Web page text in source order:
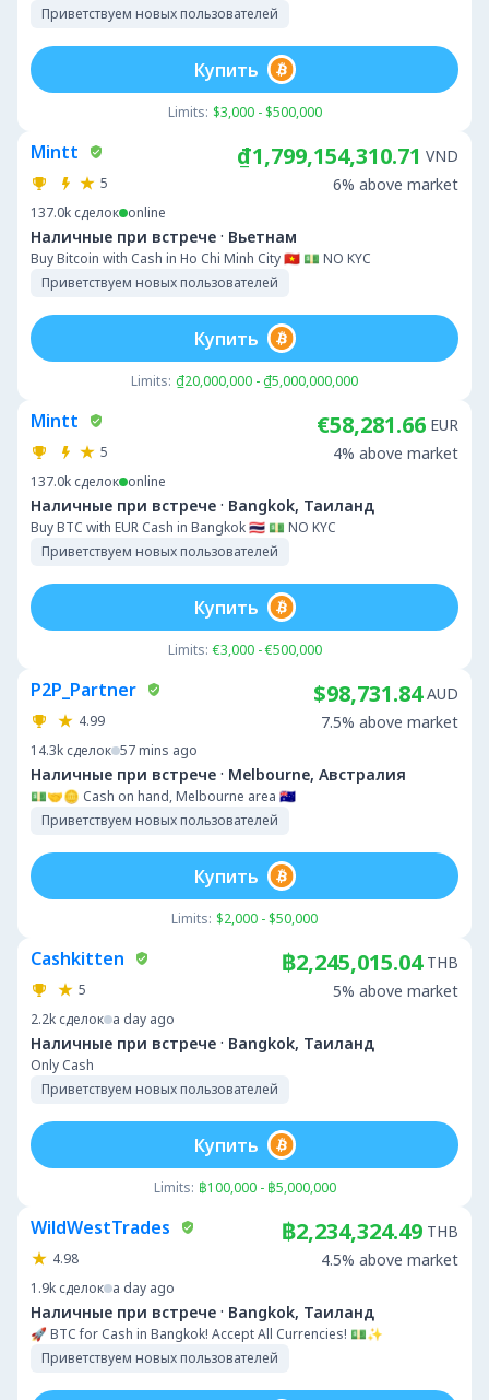
Приветствуем новых пользователей
Limits: $3,000 - $500,000
Купить
Mintt
5
137.0k сделок online
Наличные при встрече · Вьетнам
Buy Bitcoin with Cash in Ho Chi Minh City 🇻🇳 💵 NO KYC
Приветствуем новых пользователей
₫1,799,154,310.71 VND
6% above market
Limits: ₫20,000,000 - ₫5,000,000,000
Купить
Mintt
5
137.0k сделок online
Наличные при встрече · Bangkok, Таиланд
Buy BTC with EUR Cash in Bangkok 🇹🇭 💵 NO KYC
Приветствуем новых пользователей
€58,281.66 EUR
4% above market
Limits: €3,000 - €500,000
Купить
P2P_Partner
4.99
14.3k сделок 57 mins ago
Наличные при встрече · Melbourne, Австралия
💵🤝🪙 Cash on hand, Melbourne area 🇦🇺
Приветствуем новых пользователей
$98,731.84 AUD
7.5% above market
Limits: $2,000 - $50,000
Купить
Cashkitten
5
2.2k сделок a day ago
Наличные при встрече · Bangkok, Таиланд
Only Cash
Приветствуем новых пользователей
฿2,245,015.04 THB
5% above market
Limits: ฿100,000 - ฿5,000,000
Купить
WildWestTrades
4.98
1.9k сделок a day ago
Наличные при встрече · Bangkok, Таиланд
🚀 BTC for Cash in Bangkok! Accept All Currencies! 💵✨
Приветствуем новых пользователей
฿2,234,324.49 THB
4.5% above market